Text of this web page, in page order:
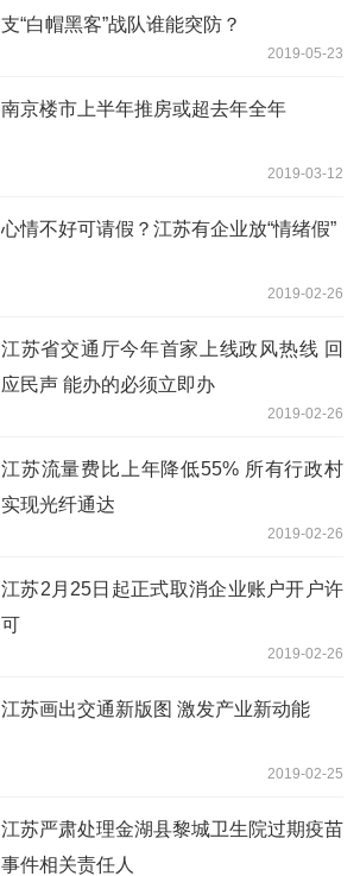
支“白帽黑客”战队谁能突防？
2019-05-23
南京楼市上半年推房或超去年全年
2019-03-12
心情不好可请假？江苏有企业放“情绪假”
2019-02-26
江苏省交通厅今年首家上线政风热线 回
应民声 能办的必须立即办
2019-02-26
江苏流量费比上年降低55% 所有行政村
实现光纤通达
2019-02-26
江苏2月25日起正式取消企业账户开户许
可
2019-02-26
江苏画出交通新版图 激发产业新动能
2019-02-25
江苏严肃处理金湖县黎城卫生院过期疫苗
事件相关责任人